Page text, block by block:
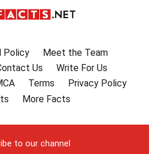
Policy
Meet the Team
Us
Write For Us
Terms
Privacy Policy
More Facts
to our channel